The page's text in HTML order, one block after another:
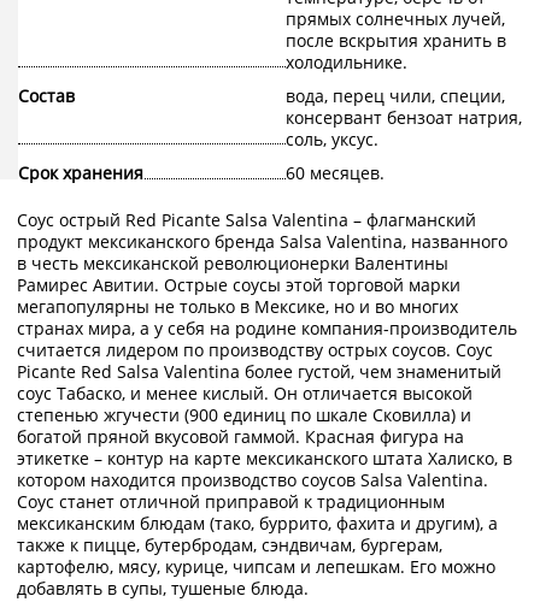
прямых солнечных лучей,
после вскрытия хранить в
холодильнике.
Состав
вода, перец чили, специи,
консервант бензоат натрия,
соль, уксус.
Срок хранения
60 месяцев.
Соус острый Red Picante Salsa Valentina – флагманский
продукт мексиканского бренда Salsa Valentina, названного
в честь мексиканской революционерки Валентины
Рамирес Авитии. Острые соусы этой торговой марки
мегапопулярны не только в Мексике, но и во многих
странах мира, а у себя на родине компания-производитель
считается лидером по производству острых соусов. Соус
Picante Red Salsa Valentina более густой, чем знаменитый
соус Табаско, и менее кислый. Он отличается высокой
степенью жгучести (900 единиц по шкале Сковилла) и
богатой пряной вкусовой гаммой. Красная фигура на
этикетке – контур на карте мексиканского штата Халиско, в
котором находится производство соусов Salsa Valentina.
Соус станет отличной приправой к традиционным
мексиканским блюдам (тако, буррито, фахита и другим), а
также к пицце, бутербродам, сэндвичам, бургерам,
картофелю, мясу, курице, чипсам и лепешкам. Его можно
добавлять в супы, тушеные блюда.